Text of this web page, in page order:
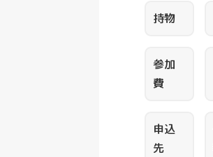
持物
参加
費
申込
先